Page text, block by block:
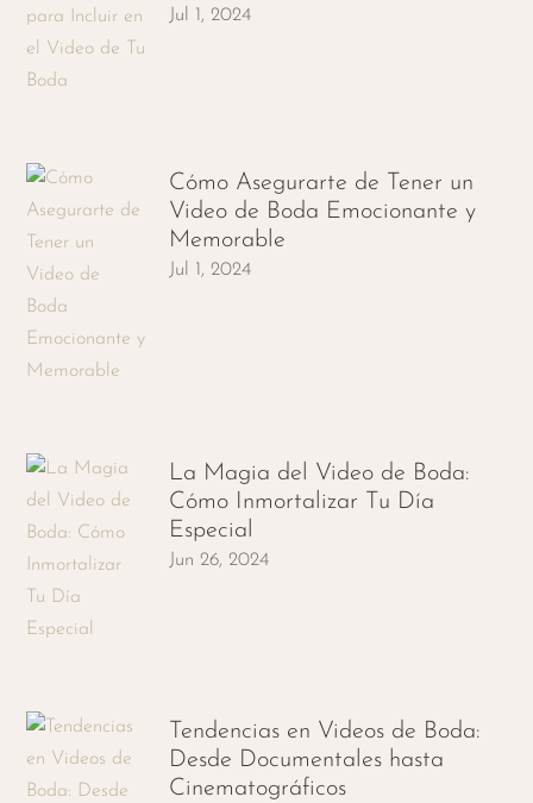
Jul 1, 2024
Cómo Asegurarte de Tener un
Video de Boda Emocionante y
Memorable
Jul 1, 2024
La Magia del Video de Boda:
Cómo Inmortalizar Tu Día
Especial
Jun 26, 2024
Tendencias en Videos de Boda:
Desde Documentales hasta
Cinematográficos